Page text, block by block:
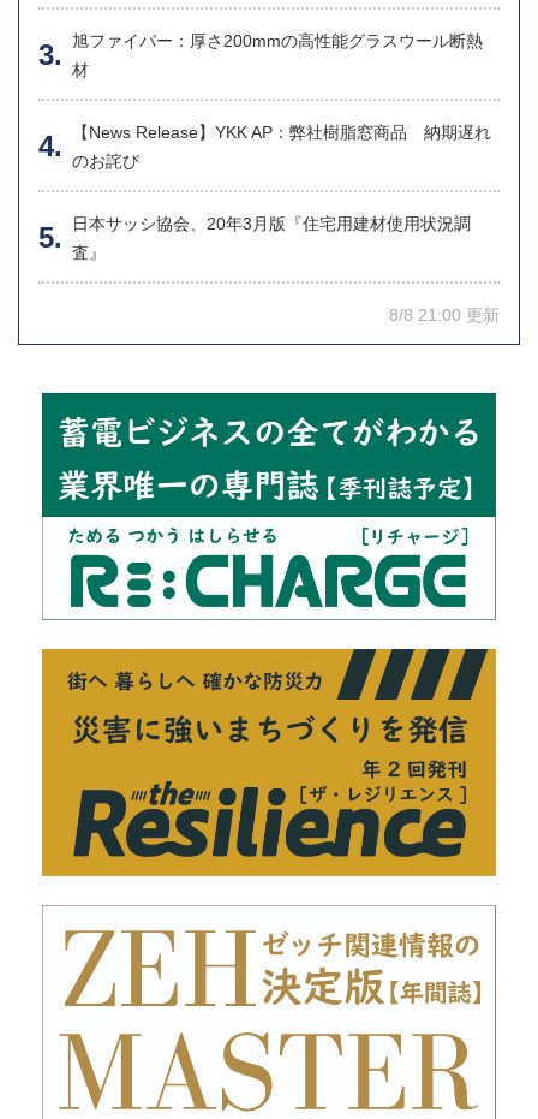
旭ファイバー：厚さ200mmの高性能グラスウール断熱
材
【News Release】YKK AP：弊社樹脂窓商品 納期遅れ
のお詫び
日本サッシ協会、20年3月版『住宅用建材使用状況調
査』
8/8 21:00 更新